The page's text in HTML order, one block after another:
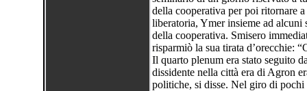
della cooperativa per poi ritornare
liberatoria, Ymer insieme ad
della cooperativa. Smisero
risparmiò la sua tirata d’orecchie:
Il quarto plenum era stato seguito
dissidente nella città era di Agron
politiche, si disse. Nel giro di